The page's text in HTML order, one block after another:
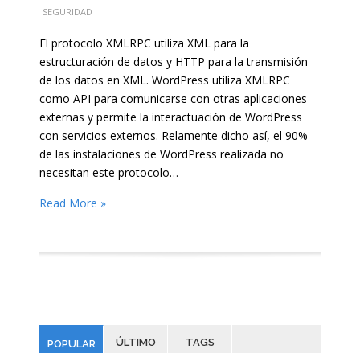
SEGURIDAD
El protocolo XMLRPC utiliza XML para la
estructuración de datos y HTTP para la transmisión
de los datos en XML. WordPress utiliza XMLRPC
como API para comunicarse con otras aplicaciones
externas y permite la interactuación de WordPress
con servicios externos. Relamente dicho así, el 90%
de las instalaciones de WordPress realizada no
necesitan este protocolo…
Read More »
POPULAR ÚLTIMO TAGS